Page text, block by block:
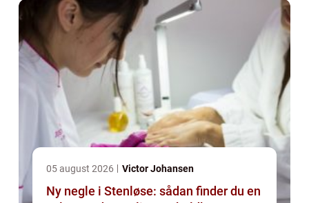
05 august 2026 Victor Johansen
Ny negle i Stenløse: sådan finder du en